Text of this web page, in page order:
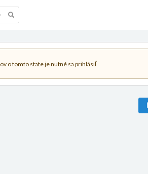
o tomto state je nutné sa prihlásiť